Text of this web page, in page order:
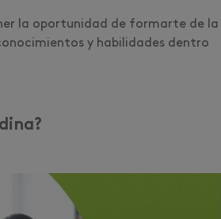
la oportunidad de formarte de la
y habilidades dentro